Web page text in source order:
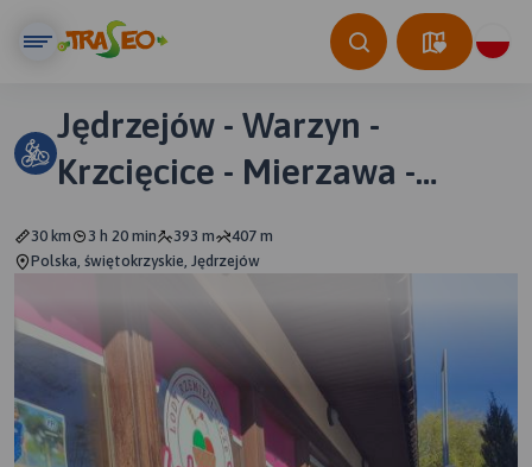
Jędrzejów - Warzyn -
Krzcięcice - Mierzawa -
30 km 3 h 20 min 393 m
407 m
Polska, świętokrzyskie, Jędrzejów